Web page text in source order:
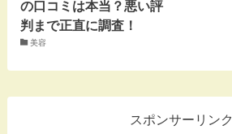
の口コミは本当？悪い評
判まで正直に調査！
美容
スポンサーリンク